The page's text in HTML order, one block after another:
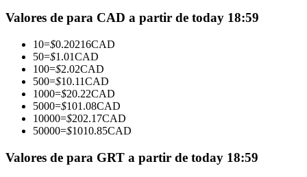
Torne-se um Trader de Cópias
Desfrute da partilha de lucros e comissões de copy trading
Valores de para CAD a partir de today 18:59
10=$0.20216CAD
50=$1.01CAD
100=$2.02CAD
500=$10.11CAD
1000=$20.22CAD
5000=$101.08CAD
10000=$202.17CAD
50000=$1010.85CAD
Valores de para GRT a partir de today 18:59